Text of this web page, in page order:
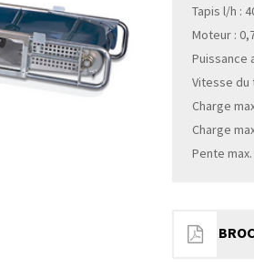
Tapis l/h :
Moteur :
Puissance
Vitesse du
Charge
Charge
Pente max.